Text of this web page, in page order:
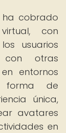
ha cobrado
con
usuarios
con otras
entornos
forma de
única,
avatares
en